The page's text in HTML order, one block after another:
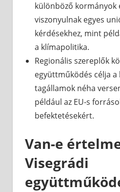
különböző kormányok
viszonyulnak egyes
kérdésekhez, mint
a klímapolitika.
Regionális szereplők
együttműködés célja a
tagállamok néha
például az EU-s
befektetésekért.
Van-e
Visegrádi